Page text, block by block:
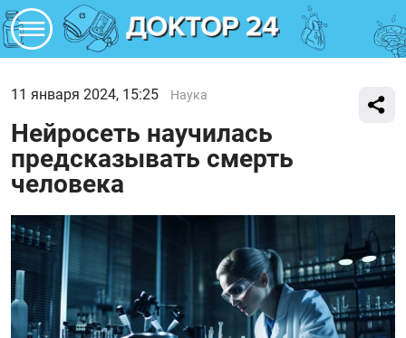
11 января 2024, 15:25 Наука
Нейросеть научилась
предсказывать смерть
человека